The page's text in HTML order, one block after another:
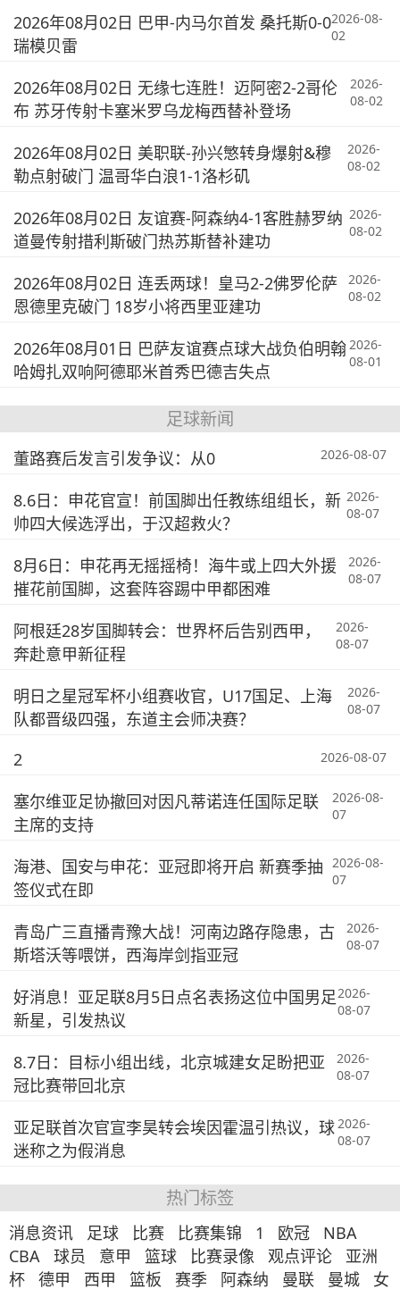
2026年08月02日 巴甲-内马尔首发 桑托斯0-0
瑞模贝雷
2026-08-
02
2026年08月02日 无缘七连胜！迈阿密2-2哥伦
布 苏牙传射卡塞米罗乌龙梅西替补登场
2026-
08-02
2026年08月02日 美职联-孙兴慜转身爆射&穆
勒点射破门 温哥华白浪1-1洛杉矶
2026-
08-02
2026年08月02日 友谊赛-阿森纳4-1客胜赫罗纳
道曼传射措利斯破门热苏斯替补建功
2026-
08-02
2026年08月02日 连丢两球！皇马2-2佛罗伦萨
恩德里克破门 18岁小将西里亚建功
2026-
08-02
2026年08月01日 巴萨友谊赛点球大战负伯明翰
哈姆扎双响阿德耶米首秀巴德吉失点
2026-
08-01
足球新闻
董路赛后发言引发争议：从0 2026-08-07
8.6日：申花官宣！前国脚出任教练组组长，新
帅四大候选浮出，于汉超救火？
2026-
08-07
8月6日：申花再无摇摇椅！海牛或上四大外援
摧花前国脚，这套阵容踢中甲都困难
2026-
08-07
阿根廷28岁国脚转会：世界杯后告别西甲，
奔赴意甲新征程
2026-
08-07
明日之星冠军杯小组赛收官，U17国足、上海
队都晋级四强，东道主会师决赛？
2026-
08-07
2 2026-08-07
塞尔维亚足协撤回对因凡蒂诺连任国际足联
主席的支持
2026-08-
07
海港、国安与申花：亚冠即将开启 新赛季抽
签仪式在即
2026-08-
07
青岛广三直播青豫大战！河南边路存隐患，古
斯塔沃等喂饼，西海岸剑指亚冠
2026-
08-07
好消息！亚足联8月5日点名表扬这位中国男足
新星，引发热议
2026-
08-07
8.7日：目标小组出线，北京城建女足盼把亚
冠比赛带回北京
2026-
08-07
亚足联首次官宣李昊转会埃因霍温引热议，球
迷称之为假消息
2026-
08-07
热门标签
消息资讯 足球 比赛 比赛集锦 1 欧冠
NBA
CBA
球员 意甲 篮球 比赛录像 观点评论
亚洲
杯
德甲 西甲 篮板 赛季 阿森纳 曼联 曼城 女